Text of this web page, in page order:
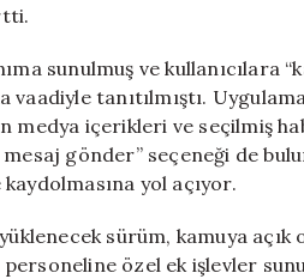
sunulmuş ve kullanıcılara
tanıtılmıştı.
medya içerikleri ve seçilmiş
gönder” seçeneği de
yol açıyor.
sürüm, kamuya
özel ek işlevler